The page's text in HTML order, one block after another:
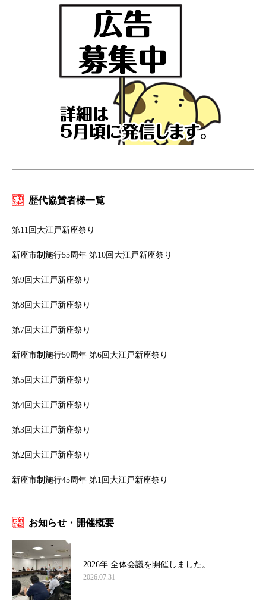
歴代協賛者様一覧
第11回大江戸新座祭り
新座市制施行55周年 第10回大江戸新座祭り
第9回大江戸新座祭り
第8回大江戸新座祭り
第7回大江戸新座祭り
新座市制施行50周年 第6回大江戸新座祭り
第5回大江戸新座祭り
第4回大江戸新座祭り
第3回大江戸新座祭り
第2回大江戸新座祭り
新座市制施行45周年 第1回大江戸新座祭り
お知らせ・開催概要
2026年 全体会議を開催しました。
2026.07.31